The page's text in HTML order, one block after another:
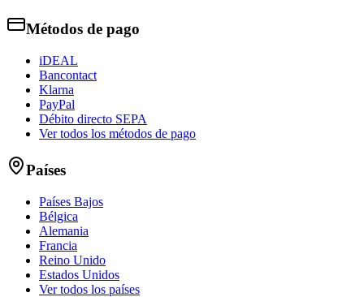
Métodos de pago
iDEAL
Bancontact
Klarna
PayPal
Débito directo SEPA
Ver todos los métodos de pago
Países
Países Bajos
Bélgica
Alemania
Francia
Reino Unido
Estados Unidos
Ver todos los países